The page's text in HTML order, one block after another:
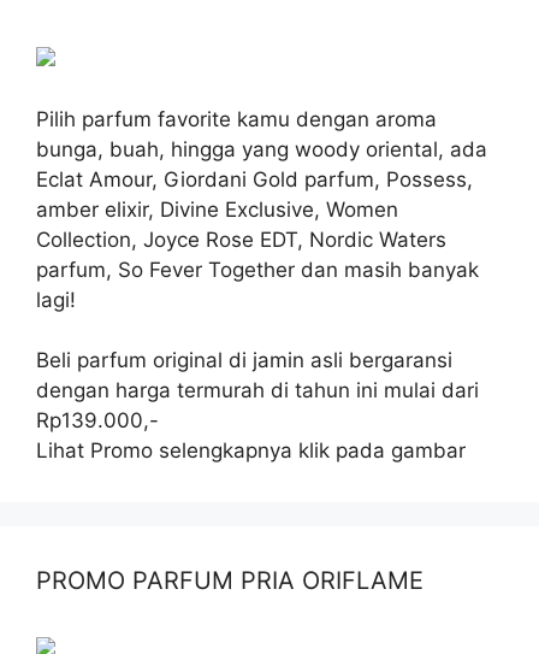
Pilih parfum favorite kamu dengan aroma
bunga, buah, hingga yang woody oriental, ada
Eclat Amour, Giordani Gold parfum, Possess,
amber elixir, Divine Exclusive, Women
Collection, Joyce Rose EDT, Nordic Waters
parfum, So Fever Together dan masih banyak
lagi!
Beli parfum original di jamin asli bergaransi
dengan harga termurah di tahun ini mulai dari
Rp139.000,-
Lihat Promo selengkapnya klik pada gambar
PROMO PARFUM PRIA ORIFLAME